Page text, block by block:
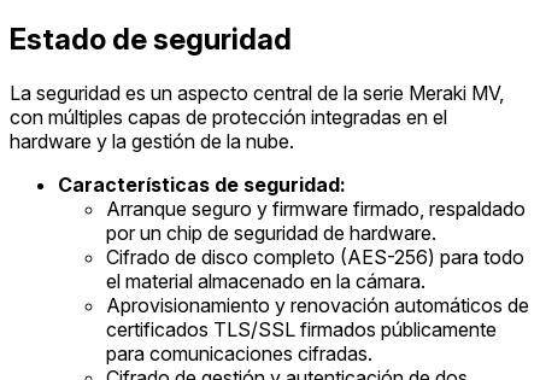
Estado de seguridad
La seguridad es un aspecto central de la serie Meraki MV,
con múltiples capas de protección integradas en el
hardware y la gestión de la nube.
Características de seguridad:
Arranque seguro y firmware firmado, respaldado
por un chip de seguridad de hardware.
Cifrado de disco completo (AES-256) para todo
el material almacenado en la cámara.
Aprovisionamiento y renovación automáticos de
certificados TLS/SSL firmados públicamente
para comunicaciones cifradas.